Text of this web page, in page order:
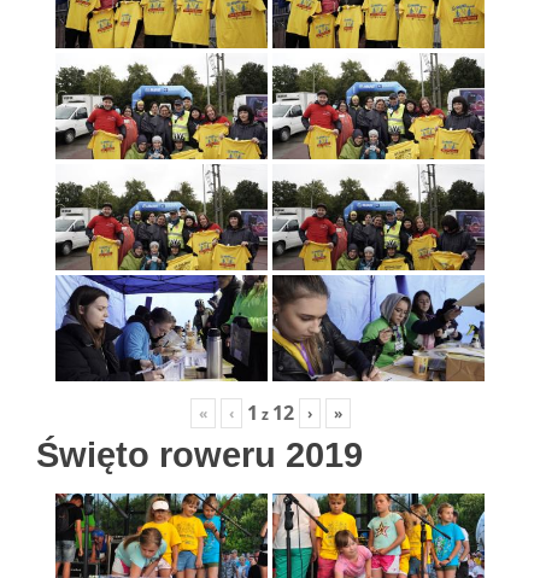
« ‹ 1 z 12 › »
Święto roweru 2019